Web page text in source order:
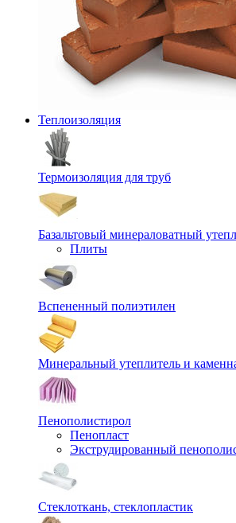
Теплоизоляция
Термоизоляция для труб
Базальтовый минераловатный
Плиты
Вспененный полиэтилен
Минеральный утеплитель и
Пенополистирол
Пенопласт
Экструдированный
Стеклоткань, стеклопластик